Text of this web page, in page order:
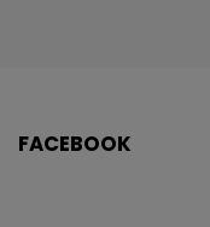
FACEBOOK